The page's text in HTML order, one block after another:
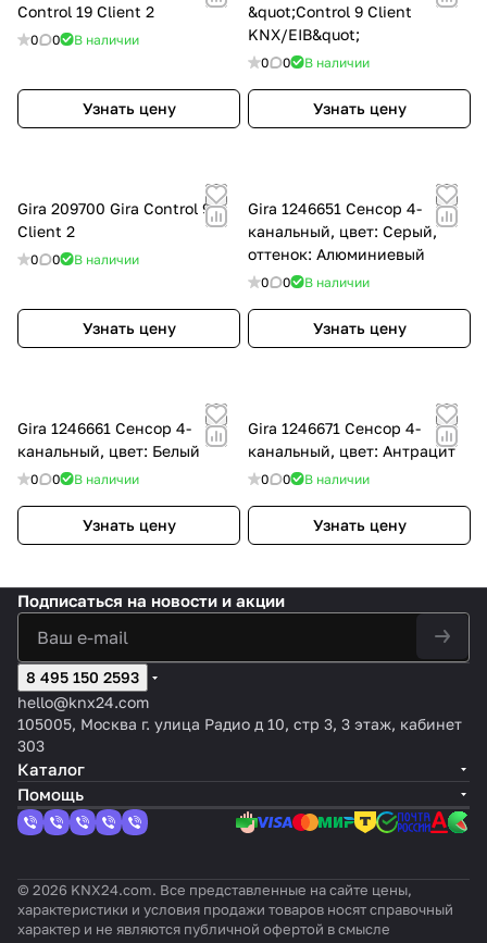
Control 19 Client 2
0 0 В наличии
Узнать цену
&quot;Control 9 Client
KNX/EIB&quot;
0 0 В наличии
Узнать цену
Gira 209700 Gira Control 9
Client 2
0 0 В наличии
Узнать цену
Gira 1246651 Сенсор 4-
канальный, цвет: Серый,
оттенок: Алюминиевый
0 0 В наличии
Узнать цену
Gira 1246661 Сенсор 4-
канальный, цвет: Белый
0 0 В наличии
Узнать цену
Gira 1246671 Сенсор 4-
канальный, цвет: Антрацит
0 0 В наличии
Узнать цену
Подписаться на новости и акции
8 495 150 2593
hello@knx24.com
105005, Москва г. улица Радио д 10, стр 3, 3 этаж, кабинет
303
Каталог
Помощь
© 2026 KNX24.com. Все представленные на сайте цены,
характеристики и условия продажи товаров носят справочный
характер и не являются публичной офертой в смысле